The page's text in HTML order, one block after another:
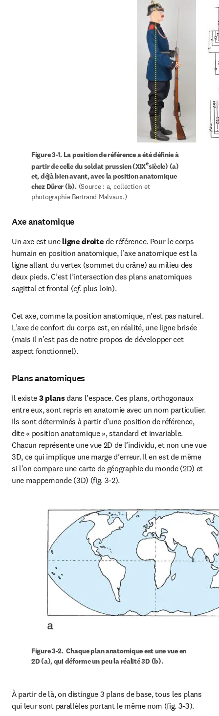
Figure 3-1. La position de référence a été définie à
partir de celle du soldat prussien (XIXesiècle) (a)
et, déjà bien avant, avec la position anatomique
chez Dürer (b). (Source : a, collection et
photographie Bertrand Malvaux.)
Axe anatomique
Un axe est une ligne droite de référence. Pour le corps
humain en position anatomique, l’axe anatomique est la
ligne allant du vertex (sommet du crâne) au milieu des
deux pieds. C’est l’intersection des plans anatomiques
sagittal et frontal (cf. plus loin).
Cet axe, comme la position anatomique, n’est pas naturel.
L’axe de confort du corps est, en réalité, une ligne brisée
(mais il n’est pas de notre propos de développer cet
aspect fonctionnel).
Plans anatomiques
Il existe 3 plans dans l’espace. Ces plans, orthogonaux
entre eux, sont repris en anatomie avec un nom particulier.
Ils sont déterminés à partir d’une position de référence,
dite « position anatomique », standard et invariable.
Chacun représente une vue 2D de l’individu, et non une vue
3D, ce qui implique une marge d’erreur. Il en est de même
si l’on compare une carte de géographie du monde (2D) et
une mappemonde (3D) (fig. 3-2).
Figure 3-2.  Chaque plan anatomique est une vue en
2D (a), qui déforme un peu la réalité 3D (b).
À partir de là, on distingue 3 plans de base, tous les plans
qui leur sont parallèles portant le même nom (fig. 3-3).